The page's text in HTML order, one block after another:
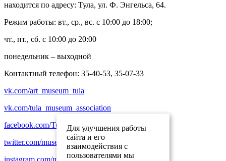
находится по адресу: Тула, ул. Ф. Энгельса, 64.
Режим работы: вт., ср., вс. с 10:00 до 18:00;
чт., пт., сб. с 10:00 до 20:00
понедельник – выходной
Контактный телефон: 35-40-53, 35-07-33
vk.com/art_museum_tula
vk.com/tula_museum_association
facebook.com/TulaMuseumAssociation
twitter.com/museum_tula
Для улучшения работы
сайта и его
взаимодействия с
пользователями мы